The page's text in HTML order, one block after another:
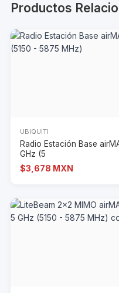
Productos
UBIQUITI
Radio Estación Base
GHz (5
$3,678 MXN